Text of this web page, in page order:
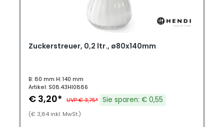
Zuckerstreuer, 0,2 ltr., ø80x140mm
B: 80 mm H: 140 mm
Artikel: S08.43HI0886
€ 3,20* UVP € 3,75* Sie sparen: € 0,55
(€ 3,84 inkl. MwSt.)